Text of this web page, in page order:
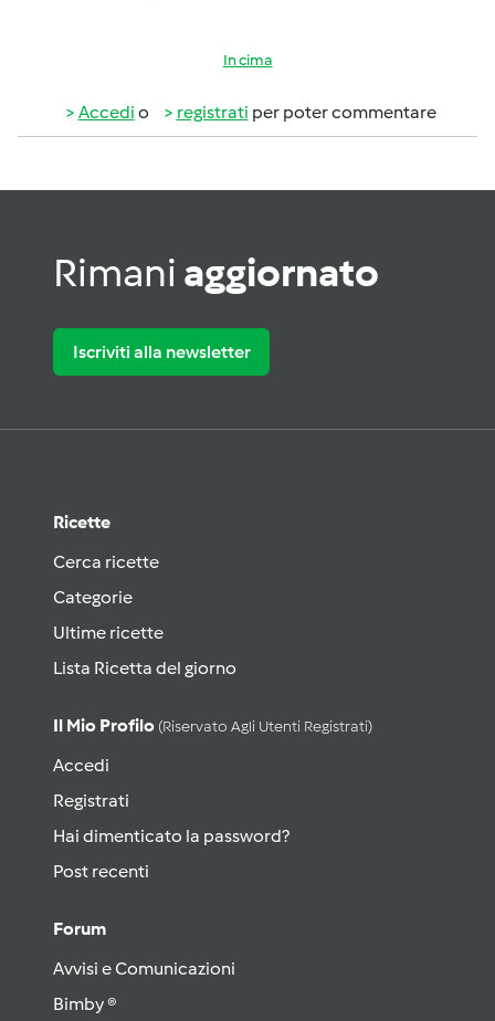
In cima
Accedi o registrati per poter commentare
Rimani aggiornato
Iscriviti alla newsletter
Ricette
Cerca ricette
Categorie
Ultime ricette
Lista Ricetta del giorno
Il Mio Profilo (riservato Agli Utenti Registrati)
Accedi
Registrati
Hai dimenticato la password?
Post recenti
Forum
Avvisi e Comunicazioni
Bimby ®